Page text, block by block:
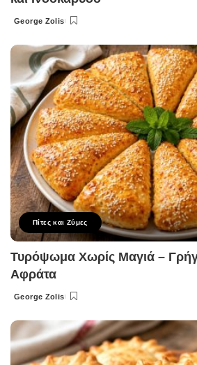
Posted
George Zolis
Πίτες και Ζύμες
Τυρόψωμα Χωρίς Μαγιά –
Αφράτα
Posted
George Zolis